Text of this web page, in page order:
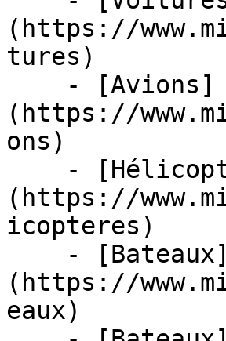
(https://
tures)
(https://
ons)
(https://
icopteres)
(https://
eaux)